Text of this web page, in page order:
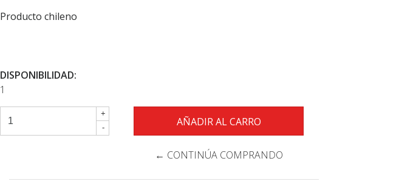
Producto chileno
DISPONIBILIDAD:
1
+
-
← CONTINÚA COMPRANDO